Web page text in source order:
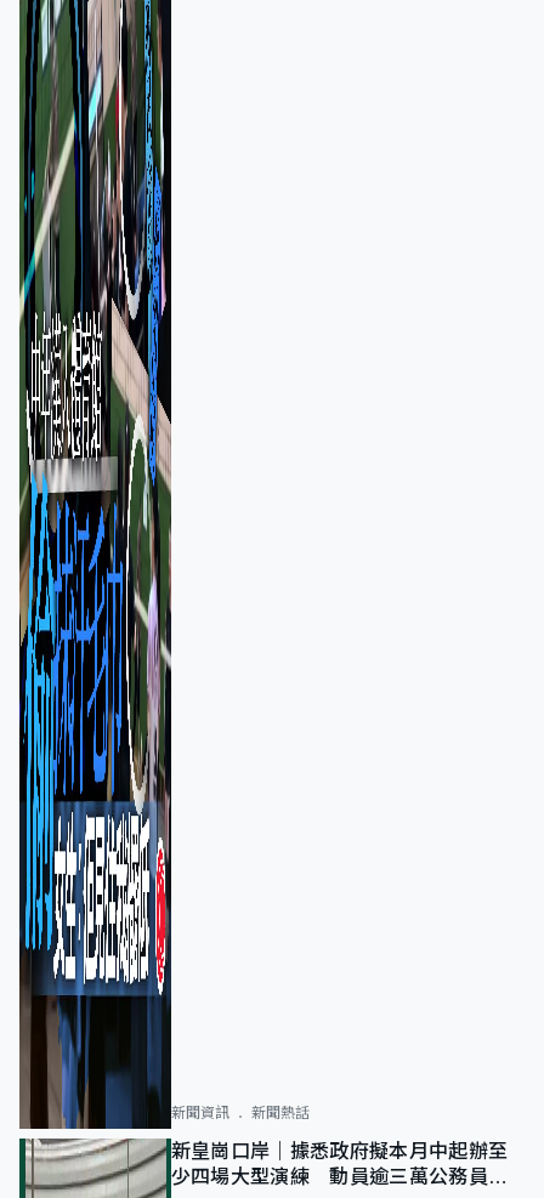
新聞資訊 新聞熱話
新皇崗口岸｜據悉政府擬本月中起辦至
少四場大型演練 動員逾三萬公務員人